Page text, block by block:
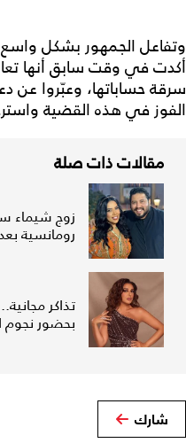
وتفاعل الجمهور بشكل واسع
أكدت في وقت سابق أنها
سرقة حساباتها، وعبّروا عن
الفوز في هذه القضية
مقالات ذات صلة
زوج شيماء
رومانسية
تذاكر
بحضور نجوم
شارك